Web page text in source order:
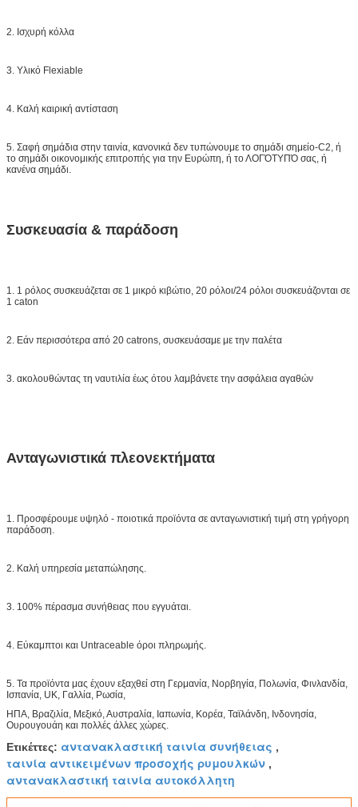
2. Ισχυρή κόλλα
3. Υλικό Flexiable
4. Καλή καιρική αντίσταση
5. Σαφή σημάδια στην ταινία, κανονικά δεν τυπώνουμε το σημάδι σημείο-C2, ή
το σημάδι οικονομικής επιτροπής για την Ευρώπη, ή το ΛΟΓΌΤΥΠΌ σας, ή
κανένα σημάδι.
Συσκευασία & παράδοση
1. 1 ρόλος συσκευάζεται σε 1 μικρό κιβώτιο, 20 ρόλοι/24 ρόλοι συσκευάζονται σε
1 caton
2. Εάν περισσότερα από 20 catrons, συσκευάσαμε με την παλέτα
3. ακολουθώντας τη ναυτιλία έως ότου λαμβάνετε την ασφάλεια αγαθών
Ανταγωνιστικά πλεονεκτήματα
1. Προσφέρουμε υψηλό - ποιοτικά προϊόντα σε ανταγωνιστική τιμή στη γρήγορη
παράδοση.
2. Καλή υπηρεσία μεταπώλησης.
3. 100% πέρασμα συνήθειας που εγγυάται.
4. Εύκαμπτοι και Untraceable όροι πληρωμής.
5. Τα προϊόντα μας έχουν εξαχθεί στη Γερμανία, Νορβηγία, Πολωνία, Φινλανδία,
Ισπανία, UK, Γαλλία, Ρωσία,
ΗΠΑ, Βραζιλία, Μεξικό, Αυστραλία, Ιαπωνία, Κορέα, Ταϊλάνδη, Ινδονησία,
Ουρουγουάη και πολλές άλλες χώρες.
Ετικέττες: αντανακλαστική ταινία συνήθειας ,
ταινία αντικειμένων προσοχής ρυμουλκών ,
αντανακλαστική ταινία αυτοκόλλητη